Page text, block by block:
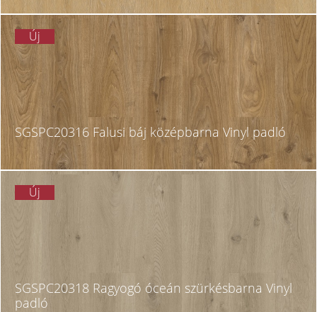
Új
SGSPC20316 Falusi báj középbarna Vinyl padló
Új
SGSPC20318 Ragyogó óceán szürkésbarna Vinyl
padló